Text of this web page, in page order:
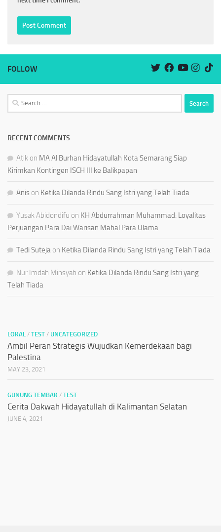
FOLLOW
Search
for:
RECENT COMMENTS
Atik on MA Al Burhan Hidayatullah Kota Semarang Siap
Kirimkan Kontingen ISCH III ke Balikpapan
Anis on Ketika Dilanda Rindu Sang Istri yang Telah Tiada
Yusak Abidondifu on KH Abdurrahman Muhammad: Loyalitas
Perjuangan Para Dai Warisan Mahal Para Ulama
Tedi Suteja on Ketika Dilanda Rindu Sang Istri yang Telah Tiada
Nur Imdah Minsyah on Ketika Dilanda Rindu Sang Istri yang
Telah Tiada
LOKAL / TEST / UNCATEGORIZED
Ambil Peran Strategis Wujudkan Kemerdekaan bagi
Palestina
MAY 23, 2021
GUNUNG TEMBAK / TEST
Cerita Dakwah Hidayatullah di Kalimantan Selatan
JUNE 4, 2021